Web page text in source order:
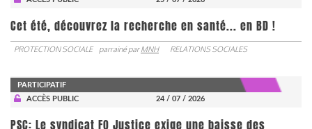
Cet été, découvrez la recherche en santé... en BD !
PROTECTION SOCIALE parrainé parMNH RELATIONS SOCIALES
PARTICIPATIF
ACCÈS PUBLIC
24 / 07 / 2026
PSC: Le syndicat FO Justice exige une baisse des